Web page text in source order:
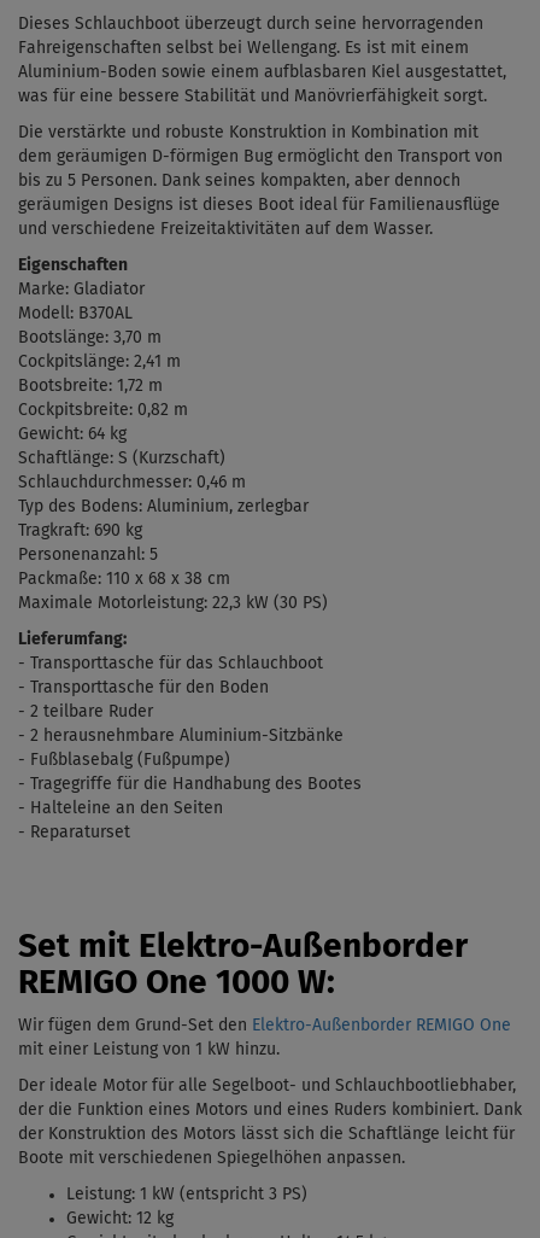
Dieses Schlauchboot überzeugt durch seine hervorragenden
Fahreigenschaften selbst bei Wellengang. Es ist mit einem
Aluminium-Boden sowie einem aufblasbaren Kiel ausgestattet,
was für eine bessere Stabilität und Manövrierfähigkeit sorgt.
Die verstärkte und robuste Konstruktion in Kombination mit
dem geräumigen D-förmigen Bug ermöglicht den Transport von
bis zu 5 Personen. Dank seines kompakten, aber dennoch
geräumigen Designs ist dieses Boot ideal für Familienausflüge
und verschiedene Freizeitaktivitäten auf dem Wasser.
Eigenschaften
Marke: Gladiator
Modell: B370AL
Bootslänge: 3,70 m
Cockpitslänge: 2,41 m
Bootsbreite: 1,72 m
Cockpitsbreite: 0,82 m
Gewicht: 64 kg
Schaftlänge: S (Kurzschaft)
Schlauchdurchmesser: 0,46 m
Typ des Bodens: Aluminium, zerlegbar
Tragkraft: 690 kg
Personenanzahl: 5
Packmaße: 110 x 68 x 38 cm
Maximale Motorleistung: 22,3 kW (30 PS)
Lieferumfang:
- Transporttasche für das Schlauchboot
- Transporttasche für den Boden
- 2 teilbare Ruder
- 2 herausnehmbare Aluminium-Sitzbänke
- Fu ßblasebalg ( Fußpumpe)
- Tragegriffe für die Handhabung des Bootes
- Halteleine an den Seiten
- Reparaturset
Set mit Elektro-Außenborder
REMIGO One 1000 W:
Wir fügen dem Grund-Set den Elektro-Außenborder REMIGO One
mit einer Leistung von 1 kW hinzu.
Der ideale Motor für alle Segelboot- und Schlauchbootliebhaber,
der die Funktion eines Motors und eines Ruders kombiniert. Dank
der Konstruktion des Motors lässt sich die Schaftlänge leicht für
Boote mit verschiedenen Spiegelhöhen anpassen.
Leistung: 1 kW (entspricht 3 PS)
Gewicht: 12 kg